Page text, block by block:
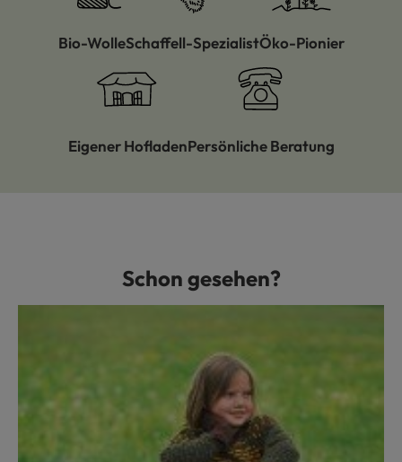
Bio-WolleSchaffell-SpezialistÖko-Pionier
Eigener HofladenPersönliche Beratung
Produktgalerie überspringenSchon gesehen?